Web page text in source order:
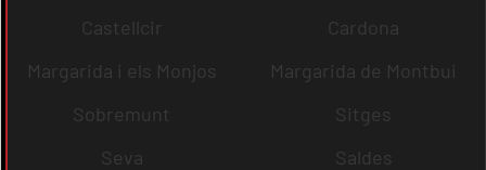
Castellcir
Cardona
Margarida i els Monjos
Margarida de Montbui
Sobremunt
Sitges
Seva
Saldes